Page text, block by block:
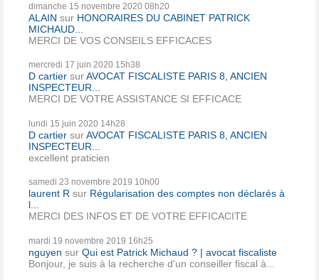
dimanche 15 novembre 2020 08h20
ALAIN sur HONORAIRES DU CABINET PATRICK
MICHAUD...
MERCI DE VOS CONSEILS EFFICACES
mercredi 17 juin 2020 15h38
D cartier surAVOCAT FISCALISTE PARIS 8, ANCIEN
INSPECTEUR...
MERCI DE VOTRE ASSISTANCE SI EFFICACE
lundi 15 juin 2020 14h28
D cartier surAVOCAT FISCALISTE PARIS 8, ANCIEN
INSPECTEUR...
excellent praticien
samedi 23 novembre 2019 10h00
laurent R sur Régularisation des comptes non déclarés à
l...
MERCI DES INFOS ET DE VOTRE EFFICACITE
mardi 19 novembre 2019 16h25
nguyen sur Qui est Patrick Michaud ? | avocat fiscaliste
Bonjour, je suis à la recherche d'un conseiller fiscal à...